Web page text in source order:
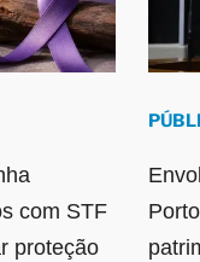
com STF
proteção